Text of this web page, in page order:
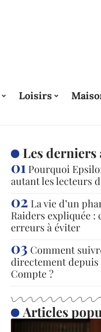
Loisirs
Les derniers
Pourquoi
autant les lecteurs
La vie d’un
Raiders expliquée
erreurs à éviter
Comment
directement
Compte ?
Articles